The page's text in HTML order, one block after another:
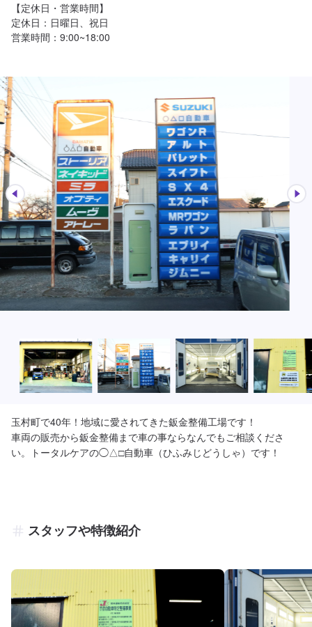
【定休日・営業時間】
定休日：日曜日、祝日
営業時間：9:00~18:00
玉村町で40年！地域に愛されてきた鈑金整備工場です！
車両の販売から鈑金整備まで車の事ならなんでもご相談くださ
い。トータルケアの◯△□自動車（ひふみじどうしゃ）です！
スタッフや特徴紹介